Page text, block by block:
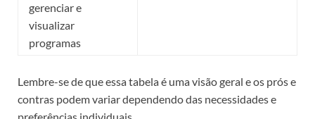
gerenciar e
visualizar
programas
Lembre-se de que essa tabela é uma visão geral e os prós e
contras podem variar dependendo das necessidades e